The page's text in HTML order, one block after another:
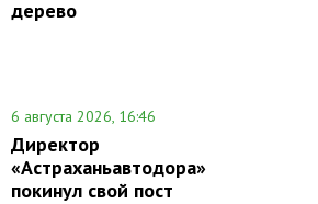
дерево
6 августа 2026, 16:46
Директор
«Астраханьавтодора»
покинул свой пост